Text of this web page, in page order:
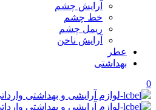
آرایش چشم
خط چشم
ریمل چشم
آرایش ناخن
عطر
بهداشتی
0